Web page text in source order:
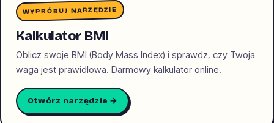
WYPRÓBUJ NARZĘDZIE
Kalkulator BMI
Oblicz swoje BMI (Body Mass Index) i sprawdz, czy Twoja
waga jest prawidlowa. Darmowy kalkulator online.
Otwórz narzędzie →